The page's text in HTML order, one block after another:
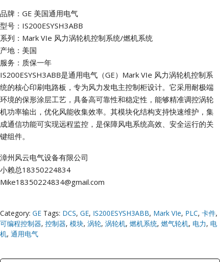
品牌：GE 美国通用电气
型号：IS200ESYSH3ABB
系列：Mark VIe 风力涡轮机控制系统/燃机系统
产地：美国
服务：质保一年
IS200ESYSH3ABB是通用电气（GE）Mark VIe 风力涡轮机控制系
统的核心印刷电路板，专为风力发电主控制柜设计。它采用耐极端
环境的保形涂层工艺，具备高可靠性和稳定性，能够精准调控涡轮
机功率输出，优化风能收集效率。其模块化结构支持快速维护，集
成通信功能可实现远程监控，是保障风电系统高效、安全运行的关
键组件。
漳州风云电气设备有限公司
小赖总18350224834
Mike18350224834@gmail.com
Category: GE Tags: DCS, GE, IS200ESYSH3ABB, Mark VIe, PLC, 卡件,
可编程控制器, 控制器, 模块, 涡轮, 涡轮机, 燃机系统, 燃气轮机, 电力, 电
机, 通用电气